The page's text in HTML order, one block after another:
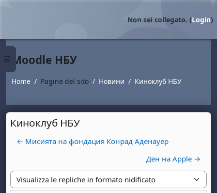
Pannello laterale
Non sei collegato. (Login)
Moodle НБУ
Home Pagine del sito Новини Киноклуб НБУ
Киноклуб НБУ
← Мисията на фондация Конрад Аденауер
Ден на Apple →
Modalità visualizzazione